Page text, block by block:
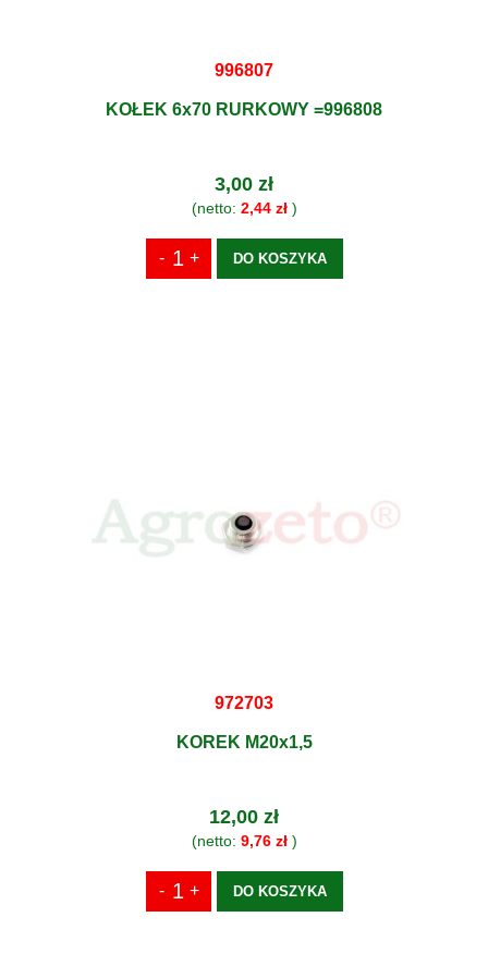
996807
KOŁEK 6x70 RURKOWY =996808
3,00 zł
(netto: 2,44 zł)
DO KOSZYKA
972703
KOREK M20x1,5
12,00 zł
(netto: 9,76 zł)
DO KOSZYKA